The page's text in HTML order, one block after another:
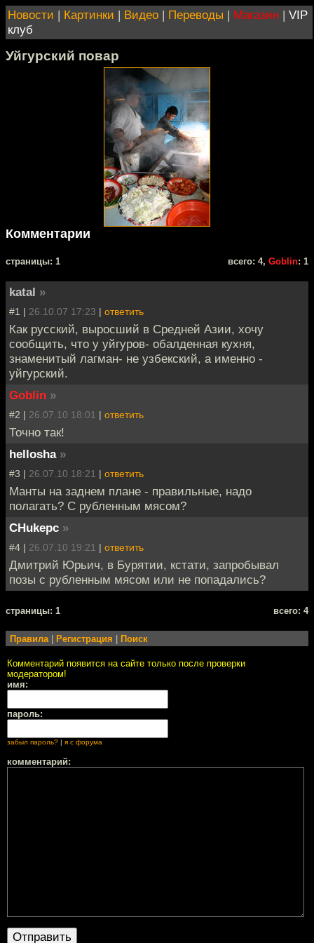
Новости | Картинки | Видео | Переводы | Магазин | VIP
клуб
Уйгурский повар
Комментарии
cтраницы: 1 всего: 4, Goblin: 1
katal »
#1 | 26.10.07 17:23 | ответить
Как русский, выросший в Средней Азии, хочу
сообщить, что у уйгуров- обалденная кухня,
знаменитый лагман- не узбекский, а именно -
уйгурский.
Goblin »
#2 | 26.07.10 18:01 | ответить
Точно так!
hellosha »
#3 | 26.07.10 18:21 | ответить
Манты на заднем плане - правильные, надо
полагать? С рубленным мясом?
CHukepc »
#4 | 26.07.10 19:21 | ответить
Дмитрий Юрьич, в Бурятии, кстати, запробывал
позы с рубленным мясом или не попадались?
cтраницы: 1 всего: 4
Правила| Регистрация Поиск
Комментарий появится на сайте только после проверки
модератором!
имя:
пароль:
забыл пароль? | я с форума
комментарий: